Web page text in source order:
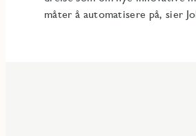
måter å automatisere på, sier